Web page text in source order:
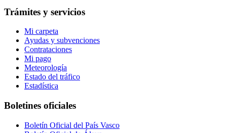
Trámites y servicios
Mi carpeta
Ayudas y subvenciones
Contrataciones
Mi pago
Meteorología
Estado del tráfico
Estadística
Boletines oficiales
Boletín Oficial del País Vasco